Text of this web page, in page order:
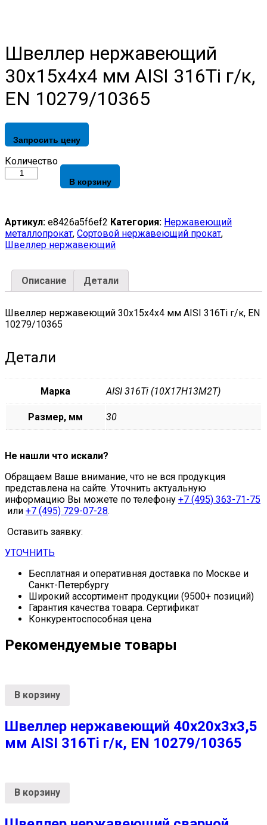
Швеллер нержавеющий
30х15х4х4 мм AISI 316Ti г/к,
EN 10279/10365
Запросить цену
Швеллер
нержавеющий
316Ti
г/
к,
EN
quantity
Количество
В корзину
Артикул: e8426a5f6ef2 Категория: Нержавеющий
металлопрокат, Сортовой нержавеющий прокат,
Швеллер нержавеющий
Описание Детали
Швеллер нержавеющий 30х15х4х4 мм AISI 316Ti г/к, EN
10279/10365
Детали
Марка AISI 316Ti (10Х17Н13М2Т)
Размер, мм 30
Не нашли что искали?
Обращаем Ваше внимание, что не вся продукция
представлена на сайте. Уточнить актуальную
информацию Вы можете по телефону +7 (495) 363-71-75
или +7 (495) 729-07-28.
Оставить заявку:
УТОЧНИТЬ
Бесплатная и оперативная доставка по Москве и
Санкт-Петербургу
Широкий ассортимент продукции (9500+ позиций)
Гарантия качества товара. Сертификат
Конкурентоспособная цена
Рекомендуемые товары
В корзину
Швеллер нержавеющий 40х20х3х3,5
мм AISI 316Ti г/к, EN 10279/10365
В корзину